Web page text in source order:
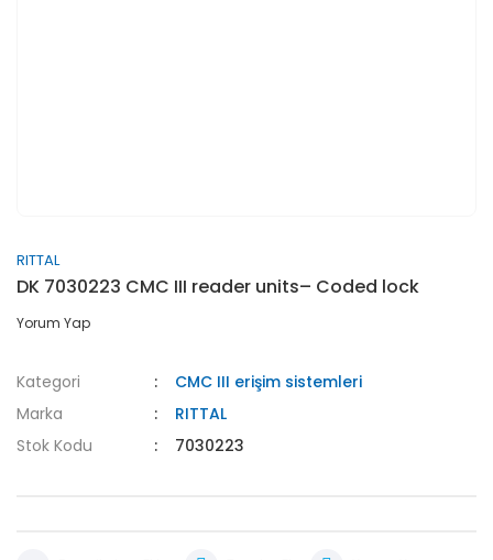
RITTAL
DK 7030223 CMC III reader units– Coded lock
Yorum Yap
Kategori
CMC III erişim sistemleri
Marka
RITTAL
Stok Kodu
7030223